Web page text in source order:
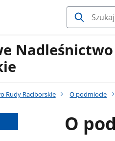
Nadleśnictwo
Rudy Raciborskie O podmiocie
O